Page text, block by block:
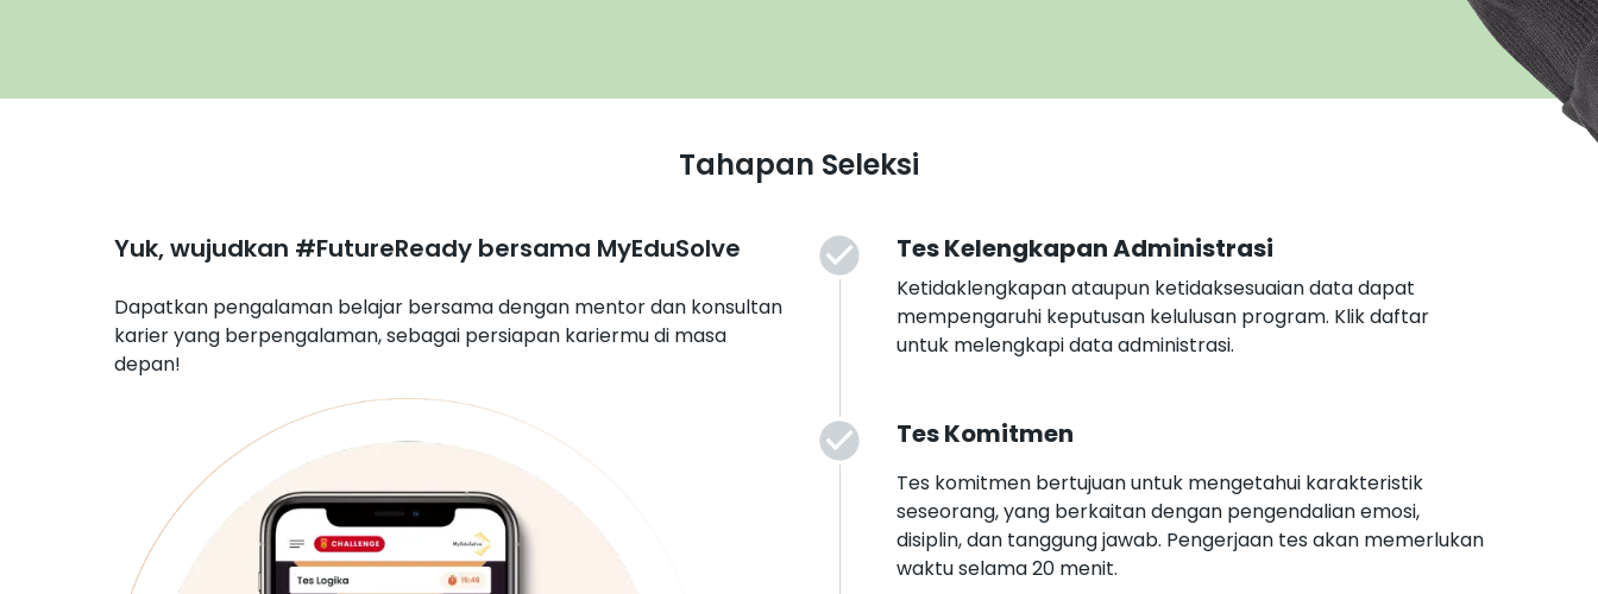
Tahapan Seleksi
Yuk, wujudkan #FutureReady bersama MyEduSolve
Dapatkan pengalaman belajar bersama dengan mentor dan konsultan
karier yang berpengalaman, sebagai persiapan kariermu di masa
depan!
Tes Kelengkapan Administrasi
Ketidaklengkapan ataupun ketidaksesuaian data dapat
mempengaruhi keputusan kelulusan program. Klik daftar
untuk melengkapi data administrasi.
Tes Komitmen
Tes komitmen bertujuan untuk mengetahui karakteristik
seseorang, yang berkaitan dengan pengendalian emosi,
disiplin, dan tanggung jawab. Pengerjaan tes akan memerlukan
waktu selama 20 menit.